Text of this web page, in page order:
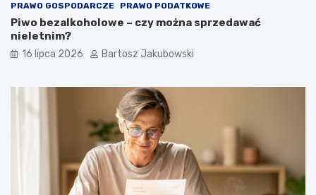
PRAWO GOSPODARCZE PRAWO PODATKOWE
Piwo bezalkoholowe – czy można sprzedawać
nieletnim?
16 lipca 2026 Bartosz Jakubowski